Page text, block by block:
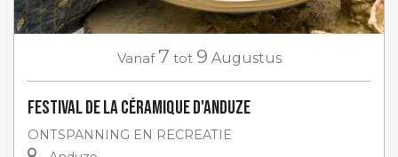
Vanaf 7 tot 9 Augustus
Festival de la céramique d'Anduze
ONTSPANNING EN RECREATIE